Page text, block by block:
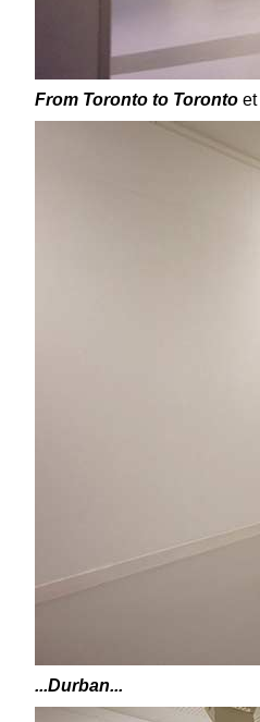
From Toronto to Toronto et
...Durban...